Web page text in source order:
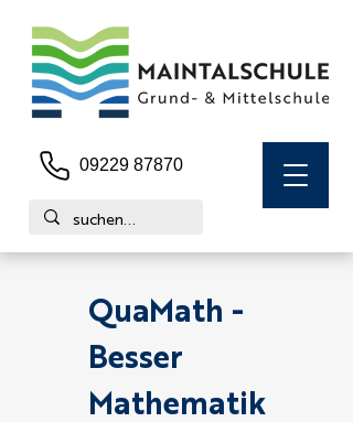
09229 87870
QuaMath -
Besser
Mathematik